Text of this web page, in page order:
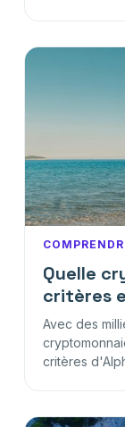
Quelle
critères
Avec des
critères